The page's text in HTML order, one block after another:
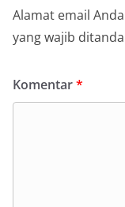
Alamat email
yang wajib
Komentar*